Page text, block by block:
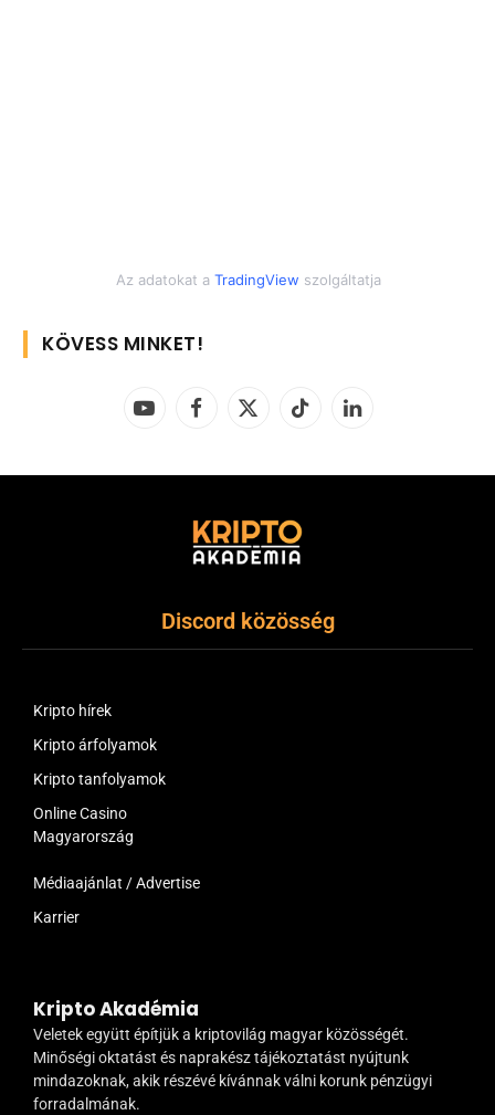
Az adatokat a TradingView szolgáltatja
KÖVESS MINKET!
YouTubeFacebook
X
TikTok LinkedIn
Discord közösség
Kripto hírek
Kripto árfolyamok
Kripto tanfolyamok
Online Casino
Magyarország
Médiaajánlat / Advertise
Karrier
Kripto Akadémia
Veletek együtt építjük a kriptovilág magyar közösségét.
Minőségi oktatást és naprakész tájékoztatást nyújtunk
mindazoknak, akik részévé kívánnak válni korunk pénzügyi
forradalmának.